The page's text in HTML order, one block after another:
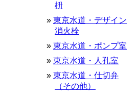
枡
東京水道・デザイン
消火栓
東京水道・ポンプ室
東京水道・人孔室
東京水道・仕切弁
（その他）